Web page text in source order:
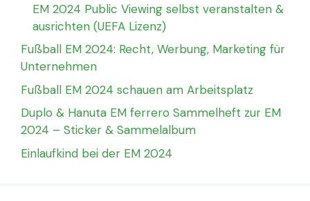
EM 2024 Public Viewing selbst veranstalten &
ausrichten (UEFA Lizenz)
Fußball EM 2024: Recht, Werbung, Marketing für
Unternehmen
Fußball EM 2024 schauen am Arbeitsplatz
Duplo & Hanuta EM ferrero Sammelheft zur EM
2024 – Sticker & Sammelalbum
Einlaufkind bei der EM 2024